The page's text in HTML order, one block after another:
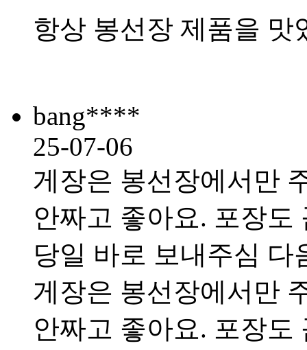
항상 봉선장 제품을
bang****
25-07-06
게장은 봉선장에서만
안짜고 좋아요. 포장
당일 바로 보내주심 다
게장은 봉선장에서만
안짜고 좋아요. 포장